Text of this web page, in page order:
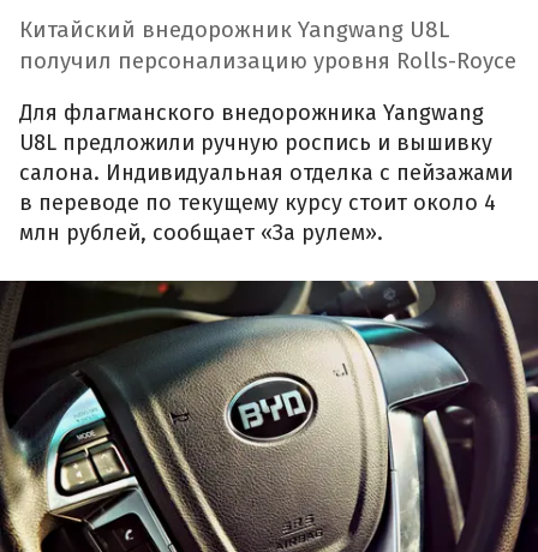
Китайский внедорожник Yangwang U8L
получил персонализацию уровня Rolls-Royce
Для флагманского внедорожника Yangwang
U8L предложили ручную роспись и вышивку
салона. Индивидуальная отделка с пейзажами
в переводе по текущему курсу стоит около 4
млн рублей, сообщает «За рулем».